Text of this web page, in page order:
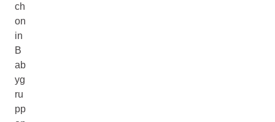
ch
on
in
B
ab
yg
ru
pp